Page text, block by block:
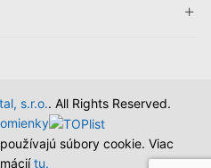
s.r.o.. All Rights Reserved.
súbory cookie. Viac
tu.